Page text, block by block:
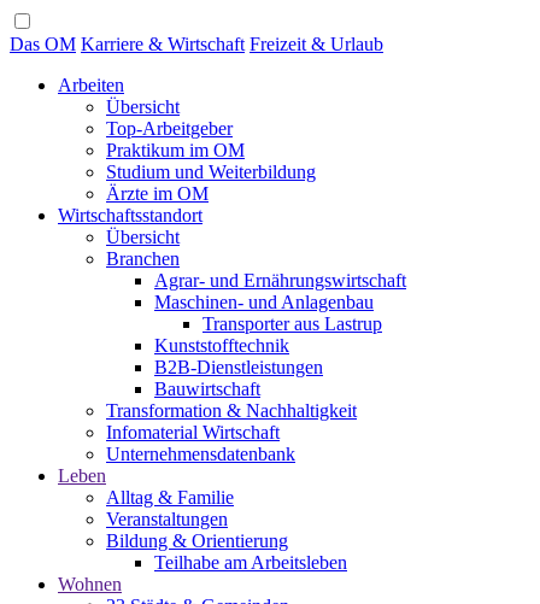
Das OM Karriere & Wirtschaft Freizeit & Urlaub
Arbeiten
Übersicht
Top-Arbeitgeber
Praktikum im OM
Studium und Weiterbildung
Ärzte im OM
Wirtschaftsstandort
Übersicht
Branchen
Agrar- und Ernährungswirtschaft
Maschinen- und Anlagenbau
Transporter aus Lastrup
Kunststofftechnik
B2B-Dienstleistungen
Bauwirtschaft
Transformation & Nachhaltigkeit
Infomaterial Wirtschaft
Unternehmensdatenbank
Leben
Alltag & Familie
Veranstaltungen
Bildung & Orientierung
Teilhabe am Arbeitsleben
Wohnen